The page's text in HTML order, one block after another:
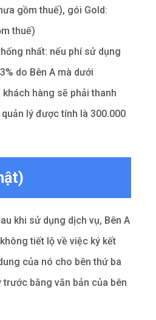
gồm thuế), gói Gold:
thuế)
nhất: nếu phí sử dụng
do Bên A mà dưới
hàng sẽ phải thanh
lý được tính là 300.000
khi sử dụng dịch vụ, Bên A
tiết lộ về việc ký kết
của nó cho bên thứ ba
bằng văn bản của bên